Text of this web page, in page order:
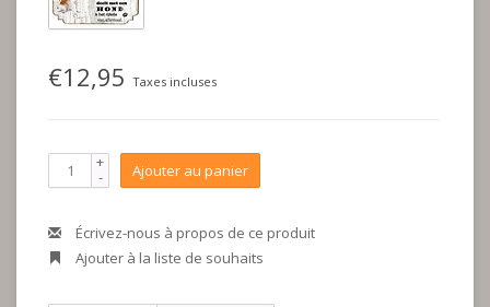
€12,95 Taxes incluses
+
- Ajouter au panier
Écrivez-nous à propos de ce produit
Ajouter à la liste de souhaits